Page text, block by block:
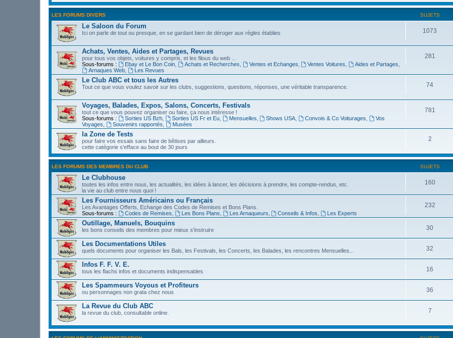
LES FORUMS DIVERS SUJETS
Le Saloon du Forum
Ici on parle de tout ou presque, en se gardant bien de déroger aux règles établies 1073
Achats, Ventes, Aides et Partages, Revues
pour tous vos objets, voitures y compris, et les filous du web ...
Sous-forums :
Ebay et Le Bon Coin, Achats et Recherches Ventes et Echanges Ventes Voitures Aides et Partages
Arnaques Web, Les Revues
281
Le Club ABC et tous les Autres
Tout ce que vous voulez savoir sur les clubs, suggestions, questions, réponses, une véritable transparence. 74
Voyages, Balades, Expos, Salons, Concerts, Festivals
tout ce que vous pouvez organiser ou faire, ça nous intéresse !
Sous-forums :
Sorties US Bzh, Sorties US Fr et Eu, Mensuelles Shows USA Convois & Co Voiturages
Vos
Voyages
Souvenirs rapportés Musées
781
la Zone de Tests
pour faire vos essais sans faire de bêtises par ailleurs.
cette catégorie s'efface au bout de 30 jours
2
LES FORUMS DES MEMBRES DU CLUB SUJETS
Le Clubhouse
toutes les infos entre nous, les actualités, les idées à lancer, les décisions à prendre, les compte-rendus, etc.
la vie au club entre nous quoi !
160
Les Fournisseurs Américains ou Français
Les Avantages Offerts, Echange des Codes de Remises et Bons Plans.
Sous-forums :
Codes de Remises Les Bons Plans Les Arnaqueurs Conseils & Infos Les Experts
232
Outillage, Manuels, Bouquins
les bons conseils des membres pour mieux s'instruire 30
Les Documentations Utiles
quels documents pour organiser les Bals, les Festivals, les Concerts, les Balades, les rencontres Mensuelles... 32
Infos F. F. V. E.
tous les flachs infos et documents indispensables 16
Les Spammeurs Voyous et Profiteurs
ou personnages non grata chez nous 36
La Revue du Club ABC
la revue du club, consultable online. 7